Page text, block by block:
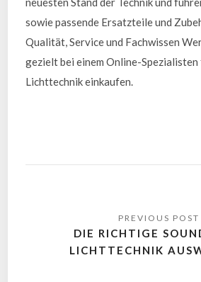
sowie passende Ersatzteile und
Qualität, Service und Fachwissen
gezielt bei einem Online-Spezialisten
Lichttechnik einkaufen.
DIE RICHTIGE
LICHTTECHNIK